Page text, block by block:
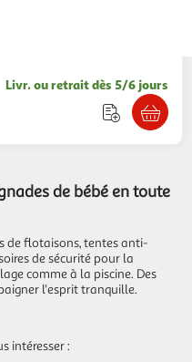
Livr. ou retrait dès 5/6 jours
de bébé en toute
de flotaisons, tentes anti-
de sécurité pour la
comme à la piscine. Des
l'esprit tranquille.
intéresser :